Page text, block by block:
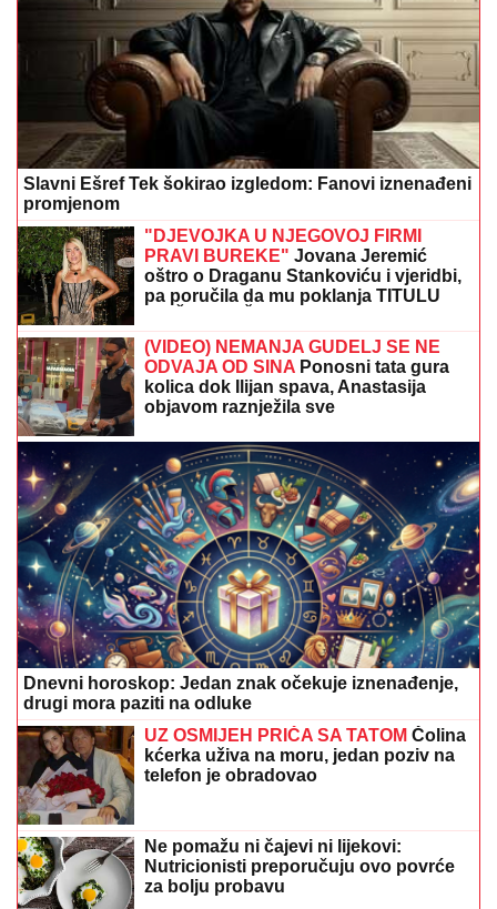
Slavni Ešref Tek šokirao izgledom: Fanovi iznenađeni
promjenom
"DJEVOJKA U NJEGOVOJ FIRMI
PRAVI BUREKE" Jovana Jeremić
oštro o Draganu Stankoviću i vjeridbi,
pa poručila da mu poklanja TITULU
(VIDEO) NEMANJA GUDELJ SE NE
ODVAJA OD SINA Ponosni tata gura
kolica dok Ilijan spava, Anastasija
objavom raznježila sve
Dnevni horoskop: Jedan znak očekuje iznenađenje,
drugi mora paziti na odluke
UZ OSMIJEH PRIČA SA TATOM Čolina
kćerka uživa na moru, jedan poziv na
telefon je obradovao
Ne pomažu ni čajevi ni lijekovi:
Nutricionisti preporučuju ovo povrće
za bolju probavu